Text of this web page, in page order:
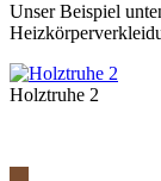
Unser Beispiel
Holztruhe 2